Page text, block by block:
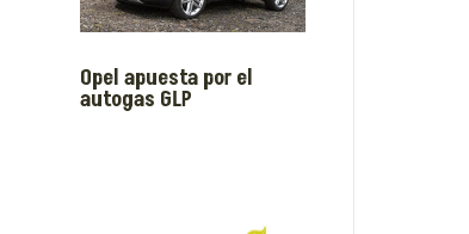
Opel apuesta por el
autogas GLP